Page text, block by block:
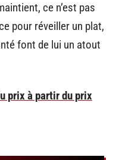
ce n’est pas
pour réveiller un plat,
font de lui un atout
prix à partir du prix